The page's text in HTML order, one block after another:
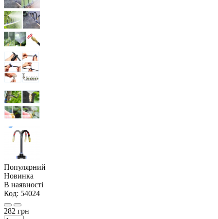
Популярний
Новинка
В наявності
Код: 54024
282 грн